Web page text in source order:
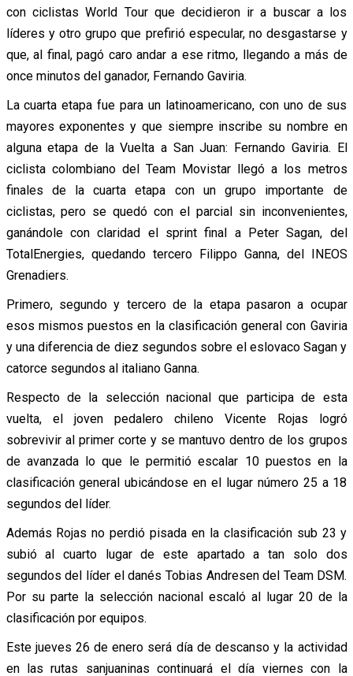
con ciclistas World Tour que decidieron ir a buscar a los
líderes y otro grupo que prefirió especular, no desgastarse y
que, al final, pagó caro andar a ese ritmo, llegando a más de
once minutos del ganador, Fernando Gaviria.
La cuarta etapa fue para un latinoamericano, con uno de sus
mayores exponentes y que siempre inscribe su nombre en
alguna etapa de la Vuelta a San Juan: Fernando Gaviria. El
ciclista colombiano del Team Movistar llegó a los metros
finales de la cuarta etapa con un grupo importante de
ciclistas, pero se quedó con el parcial sin inconvenientes,
ganándole con claridad el sprint final a Peter Sagan, del
TotalEnergies, quedando tercero Filippo Ganna, del INEOS
Grenadiers.
Primero, segundo y tercero de la etapa pasaron a ocupar
esos mismos puestos en la clasificación general con Gaviria
y una diferencia de diez segundos sobre el eslovaco Sagan y
catorce segundos al italiano Ganna.
Respecto de la selección nacional que participa de esta
vuelta, el joven pedalero chileno Vicente Rojas logró
sobrevivir al primer corte y se mantuvo dentro de los grupos
de avanzada lo que le permitió escalar 10 puestos en la
clasificación general ubicándose en el lugar número 25 a 18
segundos del líder.
Además Rojas no perdió pisada en la clasificación sub 23 y
subió al cuarto lugar de este apartado a tan solo dos
segundos del líder el danés Tobias Andresen del Team DSM.
Por su parte la selección nacional escaló al lugar 20 de la
clasificación por equipos.
Este jueves 26 de enero será día de descanso y la actividad
en las rutas sanjuaninas continuará el día viernes con la